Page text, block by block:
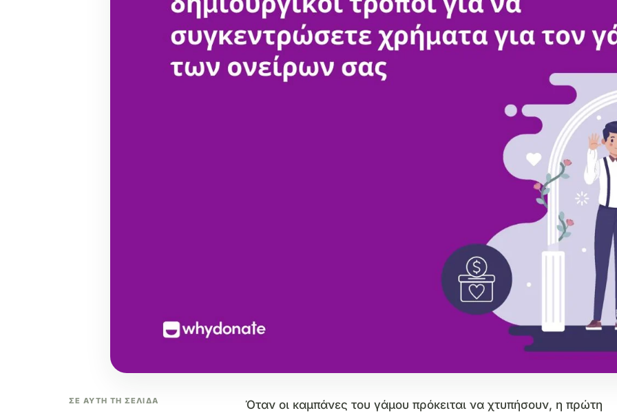
ΣΕ ΑΥΤΉ ΤΗ ΣΕΛΊΔΑ
Όταν οι καμπάνες του γάμου πρόκειται να χτυπήσουν, η πρώτη